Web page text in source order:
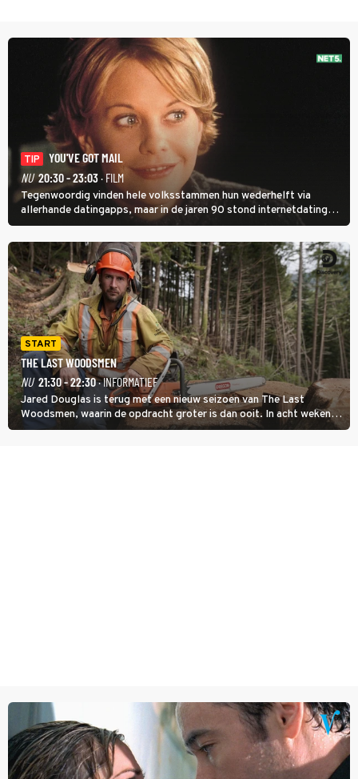
TIP
YOU'VE GOT MAIL
NU 20:30 - 23:03· FILM
Tegenwoordig vinden hele volksstammen hun wederhelft via
allerhande datingapps, maar in de jaren 90 stond internetdating
nog in de kinderschoenen. In de film You've Got Mail zie je dat
terug.
START
THE LAST WOODSMEN
NU 21:30 - 22:30· INFORMATIEF
Jared Douglas is terug met een nieuw seizoen van The Last
Woodsmen, waarin de opdracht groter is dan ooit. In acht weken
tijd probeert hij een miljoen dollar bij elkaar te vergaren om de